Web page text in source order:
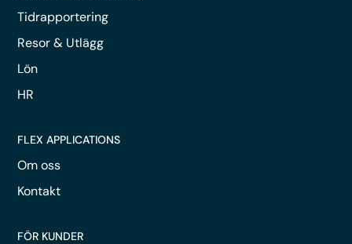
Tidrapportering
Resor & Utlägg
Lön
HR
FLEX APPLICATIONS
Om oss
Kontakt
FÖR KUNDER